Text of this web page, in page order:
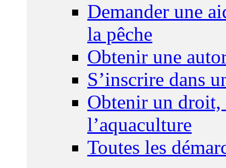
Demander une
la pêche
Obtenir une
S’inscrire dans
Obtenir un droit,
l’aquaculture
Toutes les